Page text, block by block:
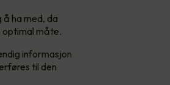
ha med, da
optimal måte.
informasjon
til den